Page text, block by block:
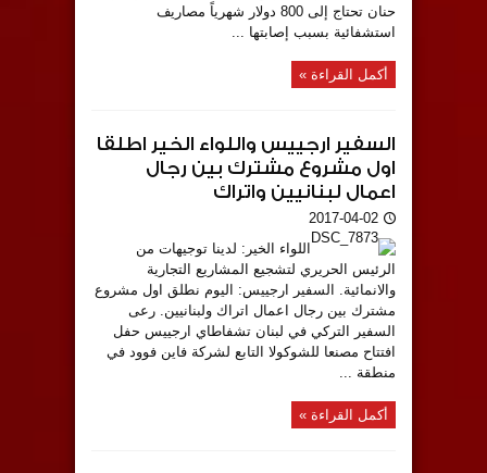
حنان تحتاج إلى 800 دولار شهرياً مصاريف
استشفائية بسبب إصابتها ...
أكمل القراءة »
السفير ارجييس واللواء الخير اطلقا
اول مشروع مشترك بين رجال
اعمال لبنانيين واتراك
2017-04-02
اللواء الخير: لدينا توجيهات من
الرئيس الحريري لتشجيع المشاريع التجارية
والانمائية. السفير ارجييس: اليوم نطلق اول مشروع
مشترك بين رجال اعمال اتراك ولبنانيين. رعى
السفير التركي في لبنان تشفاطاي ارجييس حفل
افتتاح مصنعا للشوكولا التابع لشركة فاين فوود في
منطقة ...
أكمل القراءة »